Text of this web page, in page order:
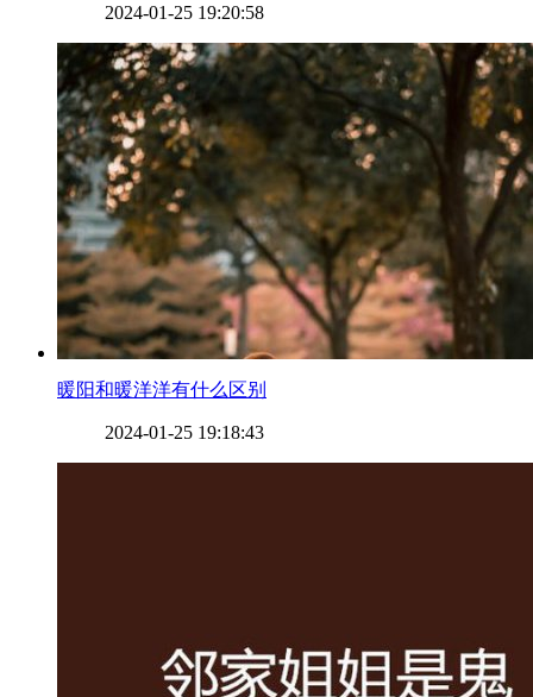
2024-01-25 19:20:58
​暖阳和暖洋洋有什么区别
2024-01-25 19:18:43